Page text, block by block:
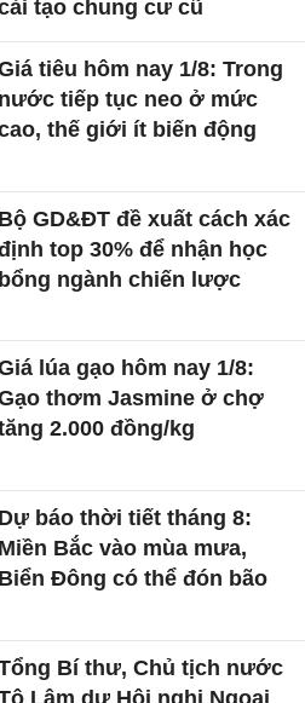
tạo chung cư cũ
tiêu hôm nay 1/8: Trong
nước tiếp tục neo ở mức
thế giới ít biến động
Bộ GD&ĐT đề xuất cách xác
top 30% để nhận học
bổng ngành chiến lược
lúa gạo hôm nay 1/8:
thơm Jasmine ở chợ
2.000 đồng/kg
Dự báo thời tiết tháng 8:
Miền Bắc vào mùa mưa,
Biển Đông có thể đón bão
Bí thư, Chủ tịch nước
Lâm dự Hội nghị Ngoại